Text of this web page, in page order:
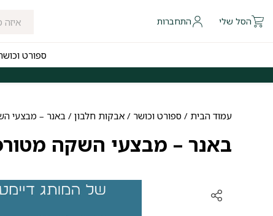
הסל שלי התחברות
ספורט
עמוד הבית / ספורט וכושר / אבקות חלבון / באנר – מבצעי
באנר – מבצעי השקה